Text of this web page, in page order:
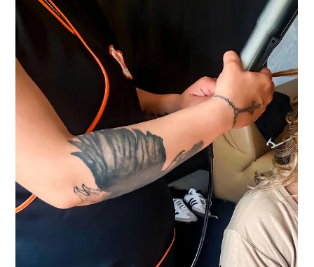
sector se reinvierten en investigación y desarrollo, dando
lugar cada año a decenas de miles de nuevas
combinaciones y fórmulas. Montevideo, marzo 2026. La
industria del perfume, que se relaciona con el bienestar
personal, también es un motor relevante de empleo y
generación de valor económico, con impacto directo en
cientos de miles de puestos de trabajo en todo el mundo y
miles de millones de euros en actividad p